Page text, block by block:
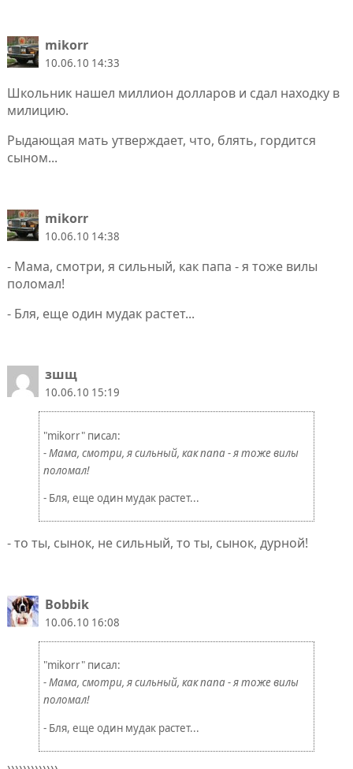
mikorr
10.06.10 14:33
Школьник нашел миллион долларов и сдал находку в
милицию.
Рыдающая мать утверждает, что, блять, гордится
сыном...
mikorr
10.06.10 14:38
- Мама, смотри, я сильный, как папа - я тоже вилы
поломал!
- Бля, еще один мудак растет...
зшщ
10.06.10 15:19
"mikorr" писал:
- Мама, смотри, я сильный, как папа - я тоже вилы
поломал!
- Бля, еще один мудак растет...
- то ты, сынок, не сильный, то ты, сынок, дурной!
Bobbik
10.06.10 16:08
"mikorr" писал:
- Мама, смотри, я сильный, как папа - я тоже вилы
поломал!
- Бля, еще один мудак растет...